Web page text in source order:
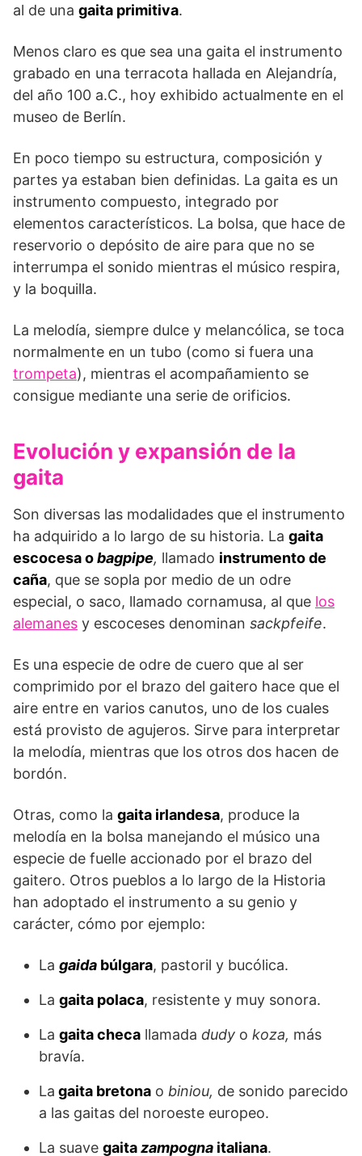
al de una gaita primitiva.
Menos claro es que sea una gaita el instrumento
grabado en una terracota hallada en Alejandría,
del año 100 a.C., hoy exhibido actualmente en el
museo de Berlín.
En poco tiempo su estructura, composición y
partes ya estaban bien definidas. La gaita es un
instrumento compuesto, integrado por
elementos característicos. La bolsa, que hace de
reservorio o depósito de aire para que no se
interrumpa el sonido mientras el músico respira,
y la boquilla.
La melodía, siempre dulce y melancólica, se toca
normalmente en un tubo (como si fuera una
trompeta), mientras el acompañamiento se
consigue mediante una serie de orificios.
Evolución y expansión de la
gaita
Son diversas las modalidades que el instrumento
ha adquirido a lo largo de su historia. La gaita
escocesa obagpipe, llamado instrumento de
caña, que se sopla por medio de un odre
especial, o saco, llamado cornamusa, al que los
alemanes y escoceses denominan sackpfeife.
Es una especie de odre de cuero que al ser
comprimido por el brazo del gaitero hace que el
aire entre en varios canutos, uno de los cuales
está provisto de agujeros. Sirve para interpretar
la melodía, mientras que los otros dos hacen de
bordón.
Otras, como la gaita irlandesa, produce la
melodía en la bolsa manejando el músico una
especie de fuelle accionado por el brazo del
gaitero. Otros pueblos a lo largo de la Historia
han adoptado el instrumento a su genio y
carácter, cómo por ejemplo:
La gaida búlgara, pastoril y bucólica.
La gaita polaca, resistente y muy sonora.
La gaita checa llamada dudy o koza, más
bravía.
La gaita bretona o biniou, de sonido parecido
a las gaitas del noroeste europeo.
La suave gaitazampogna italiana.